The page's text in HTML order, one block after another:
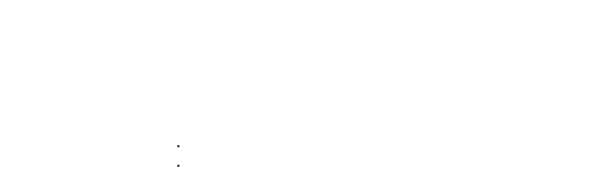
.
.